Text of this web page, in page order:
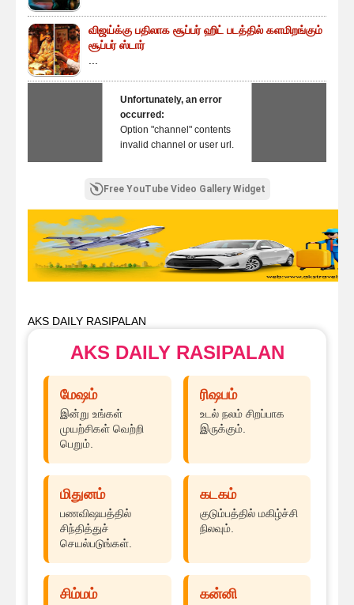
விஜய்க்கு பதிலாக சூப்பர் ஹிட் படத்தில் களமிறங்கும்
சூப்பர் ஸ்டார்
Unfortunately, an error
occurred:
Option "channel" contents
invalid channel or user url.
Free YouTube Video Gallery Widget
AKS DAILY RASIPALAN
AKS DAILY RASIPALAN
மேஷம்
இன்று உங்கள்
முயற்சிகள் வெற்றி
பெறும்.
ரிஷபம்
உடல் நலம் சிறப்பாக
இருக்கும்.
மிதுனம்
பணவிஷயத்தில்
சிந்தித்துச்
செயல்படுங்கள்.
கடகம்
குடும்பத்தில் மகிழ்ச்சி
நிலவும்.
சிம்மம் கன்னி